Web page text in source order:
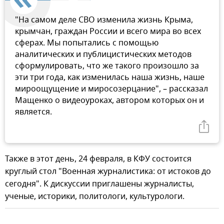
"На самом деле СВО изменила жизнь Крыма,
крымчан, граждан России и всего мира во всех
сферах. Мы попытались с помощью
аналитических и публицистических методов
сформулировать, что же такого произошло за
эти три года, как изменилась наша жизнь, наше
мироощущение и миросозерцание", – рассказал
Мащенко о видеоуроках, автором которых он и
является.
Также в этот день, 24 февраля, в КФУ состоится
круглый стол "Военная журналистика: от истоков до
сегодня". К дискуссии приглашены журналисты,
ученые, историки, политологи, культурологи.